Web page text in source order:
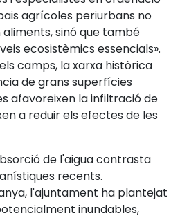
agrícoles periurbans no
sinó que també
ecosistèmics essencials».
camps, la xarxa històrica
de grans superfícies
afavoreixen la infiltració de
a reduir els efectes de les
de l'aigua contrasta
recents.
l'ajuntament ha plantejat
inundables,